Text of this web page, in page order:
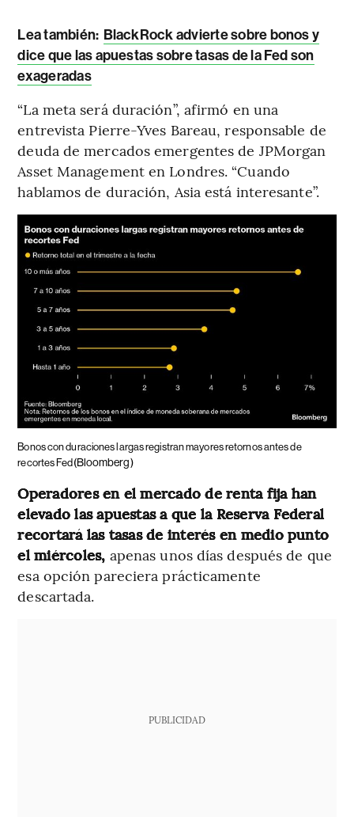
Lea también: BlackRock advierte sobre bonos y
dice que las apuestas sobre tasas de la Fed son
exageradas
“La meta será duración”, afirmó en una
entrevista Pierre-Yves Bareau, responsable de
deuda de mercados emergentes de JPMorgan
Asset Management en Londres. “Cuando
hablamos de duración, Asia está interesante”.
Bonos con duraciones largas registran mayores retornos antes de
recortes Fed (Bloomberg)
Operadores en el mercado de renta fija han
elevado las apuestas a que la Reserva Federal
recortará las tasas de interés en medio punto
el miércoles, apenas unos días después de que
esa opción pareciera prácticamente
descartada.
PUBLICIDAD